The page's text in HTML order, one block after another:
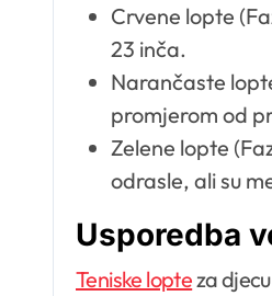
Crvene lopte
23 inča.
Narančaste
promjerom od
Zelene lopte
odrasle, ali su
Usporedba
Teniske lopteza